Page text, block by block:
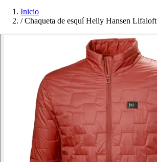
Inicio
/ Chaqueta de esquí Helly Hansen Lifaloft